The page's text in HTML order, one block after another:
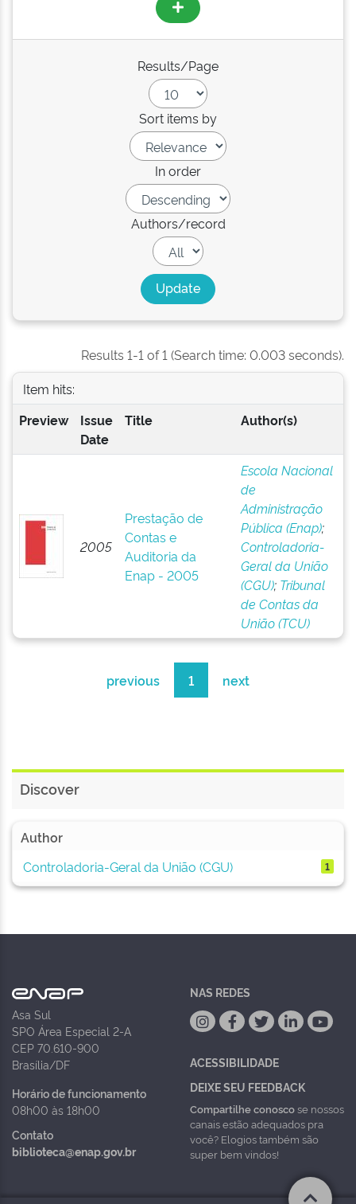
Results/Page
Sort items by
In order
Authors/record
Results 1-1 of 1 (Search time: 0.003 seconds).
Item hits:
Preview
Issue
Date
Title Author(s)
2005
Prestação de
Contas e
Auditoria da
Enap - 2005
Escola Nacional
de
Administração
Pública (Enap);
Controladoria-
Geral da União
(CGU); Tribunal
de Contas da
União (TCU)
previous 1 next
Discover
Author
Controladoria-Geral da União (CGU)
1
Asa Sul
SPO Área Especial 2-A
CEP 70.610-900
Brasília/DF
Horário de funcionamento
08h00 às 18h00
Contato
biblioteca@enap.gov.br
NAS REDES
ACESSIBILIDADE
DEIXE SEU FEEDBACK
Compartilhe conoscose nossos
canais estão adequados pra
você? Elogios também são
super bem vindos!